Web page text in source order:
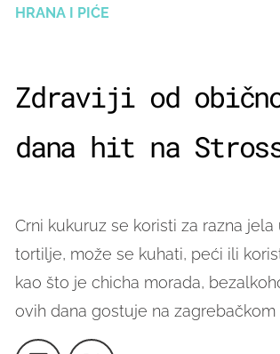
HRANA I PIĆE
Zdraviji od
dana hit na
Crni kukuruz se koristi za razna
tortilje, može se kuhati, peći ili
kao što je chicha morada,
ovih dana gostuje na zagrebačkom